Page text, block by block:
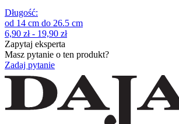
Długość:
od 14 cm do 26.5 cm
6,90 zł - 19,90 zł
Zapytaj eksperta
Masz pytanie o ten produkt?
Zadaj pytanie